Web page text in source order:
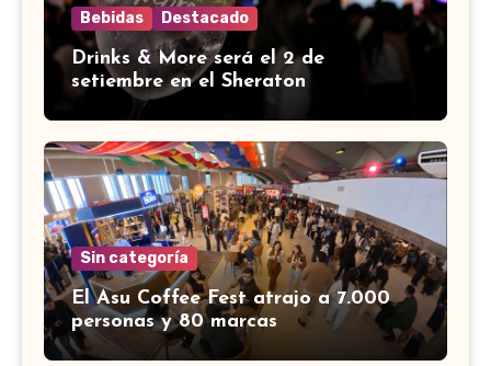
Bebidas Destacado
Drinks & More será el 2 de
setiembre en el Sheraton
Sin categoría
El Asu Coffee Fest atrajo a 7.000
personas y 80 marcas